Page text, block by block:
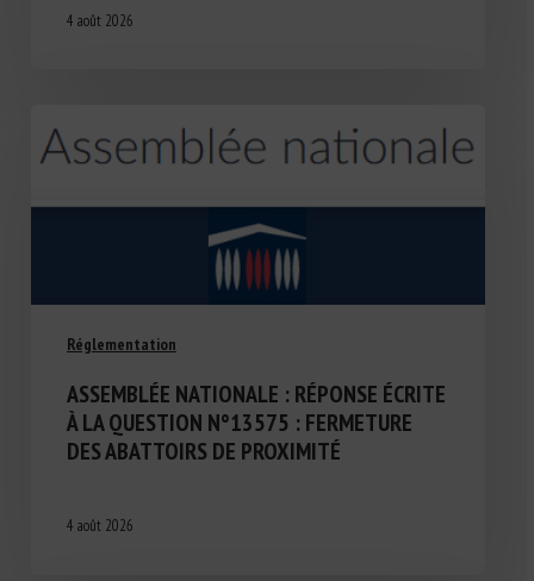
4 août 2026
Réglementation
ASSEMBLÉE NATIONALE : RÉPONSE ÉCRITE
À LA QUESTION N°13575 : FERMETURE
DES ABATTOIRS DE PROXIMITÉ
4 août 2026